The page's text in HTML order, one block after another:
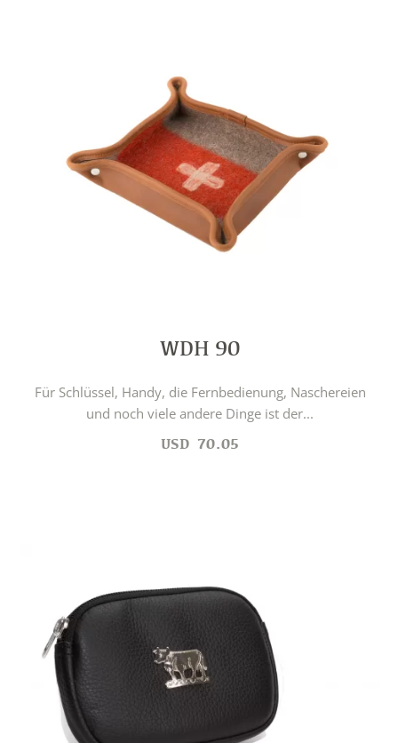
WDH 90
Für Schlüssel, Handy, die Fernbedienung, Naschereien
und noch viele andere Dinge ist der...
USD 70.05